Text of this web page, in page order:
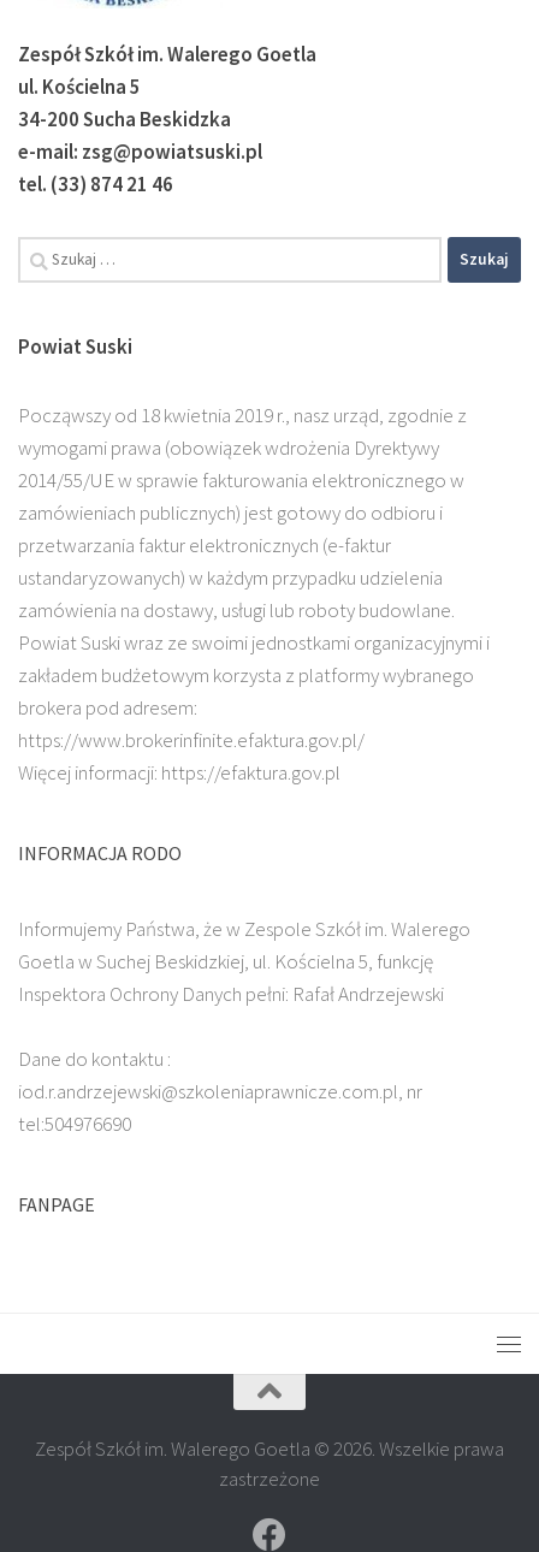
Zespół Szkół im. Walerego Goetla
ul. Kościelna 5
34-200 Sucha Beskidzka
e-mail: zsg@powiatsuski.pl
tel. (33) 874 21 46
Powiat Suski
Począwszy od 18 kwietnia 2019 r., nasz urząd, zgodnie z
wymogami prawa (obowiązek wdrożenia Dyrektywy
2014/55/UE w sprawie fakturowania elektronicznego w
zamówieniach publicznych) jest gotowy do odbioru i
przetwarzania faktur elektronicznych (e-faktur
ustandaryzowanych) w każdym przypadku udzielenia
zamówienia na dostawy, usługi lub roboty budowlane.
Powiat Suski wraz ze swoimi jednostkami organizacyjnymi i
zakładem budżetowym korzysta z platformy wybranego
brokera pod adresem:
https://www.brokerinfinite.efaktura.gov.pl/
Więcej informacji: https://efaktura.gov.pl
INFORMACJA RODO
Informujemy Państwa, że w Zespole Szkół im. Walerego
Goetla w Suchej Beskidzkiej, ul. Kościelna 5, funkcję
Inspektora Ochrony Danych pełni: Rafał Andrzejewski
Dane do kontaktu :
iod.r.andrzejewski@szkoleniaprawnicze.com.pl, nr
tel:504976690
FANPAGE
Zespół Szkół im. Walerego Goetla © 2026. Wszelkie prawa
zastrzeżone